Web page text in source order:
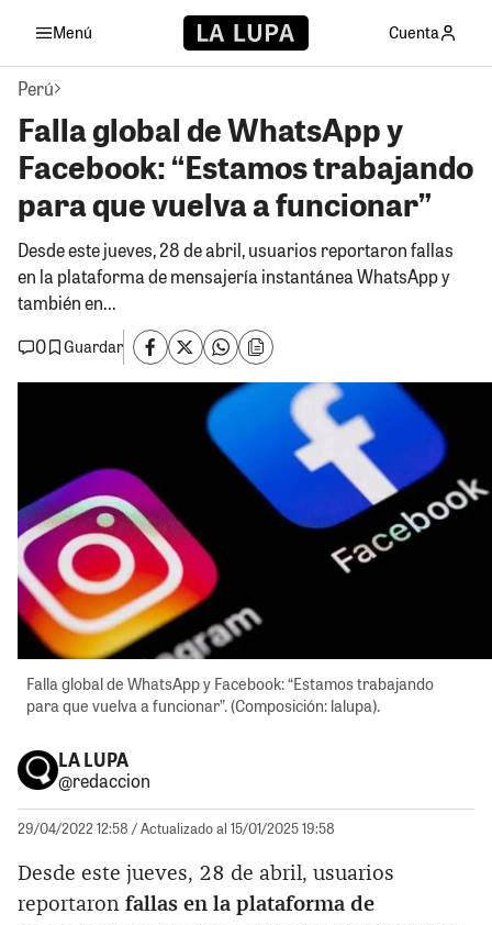
Menú Cuenta
Perú
Falla global de WhatsApp y
Facebook: “Estamos trabajando
para que vuelva a funcionar”
Desde este jueves, 28 de abril, usuarios reportaron fallas
en la plataforma de mensajería instantánea WhatsApp y
también en...
0
Guardar
Falla global de WhatsApp y Facebook: “Estamos trabajando
para que vuelva a funcionar”. (Composición: lalupa).
LA LUPA
@redaccion
29/04/2022 12:58 / Actualizado al 15/01/2025 19:58
Desde este jueves, 28 de abril, usuarios
reportaron fallas en la plataforma de